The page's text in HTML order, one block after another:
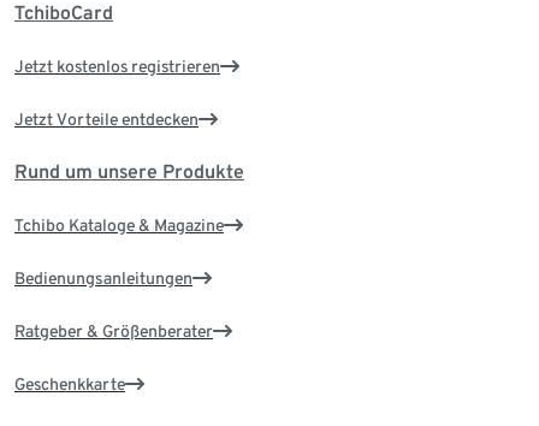
TchiboCard
Jetzt kostenlos registrieren
Jetzt Vorteile entdecken
Rund um unsere Produkte
Tchibo Kataloge & Magazine
Bedienungsanleitungen
Ratgeber & Größenberater
Geschenkkarte